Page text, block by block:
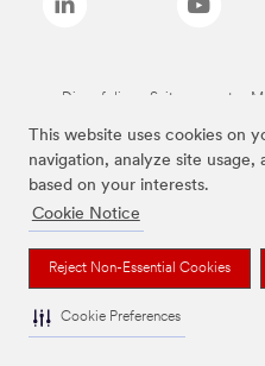
This website uses cookies on
navigation, analyze site
based on your interests.
Cookie Notice
Reject Non-Essential Cookies
Cookie Preferences
Die auf dieser Seite genannten